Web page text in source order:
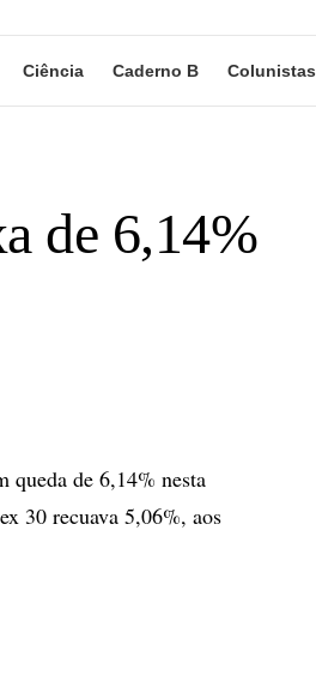
Ciência Caderno B Colunistas
de 6,14%
de 6,14% nesta
30 recuava 5,06%, aos